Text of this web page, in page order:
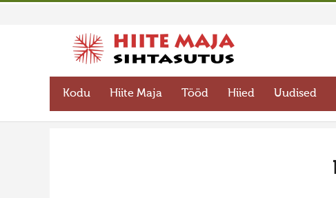
Kodu Hiite Maja Tööd Hiied Uudised